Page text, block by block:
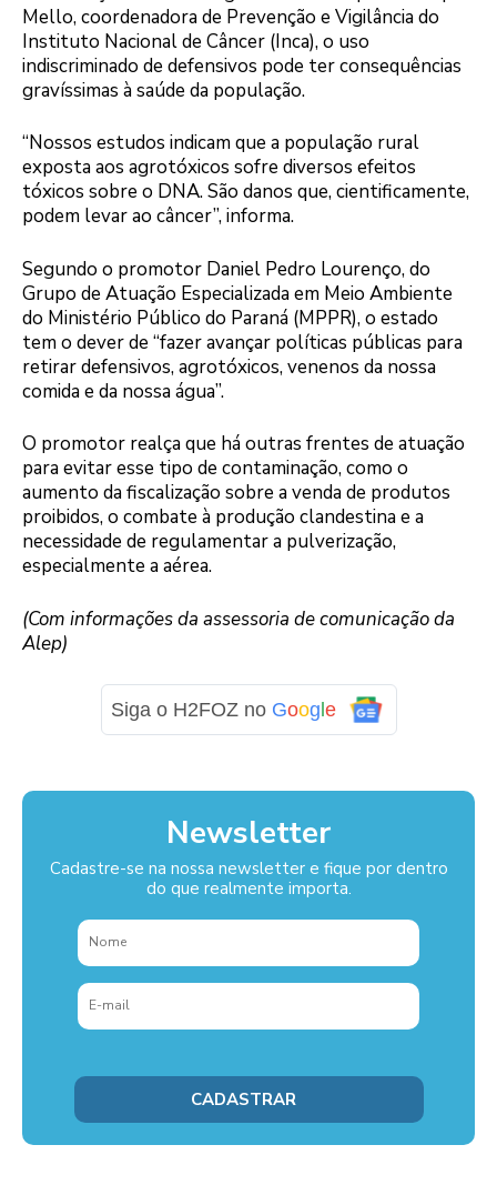
Mello, coordenadora de Prevenção e Vigilância do
Instituto Nacional de Câncer (Inca), o uso
indiscriminado de defensivos pode ter consequências
gravíssimas à saúde da população.
“Nossos estudos indicam que a população rural
exposta aos agrotóxicos sofre diversos efeitos
tóxicos sobre o DNA. São danos que, cientificamente,
podem levar ao câncer”, informa.
Segundo o promotor Daniel Pedro Lourenço, do
Grupo de Atuação Especializada em Meio Ambiente
do Ministério Público do Paraná (MPPR), o estado
tem o dever de “fazer avançar políticas públicas para
retirar defensivos, agrotóxicos, venenos da nossa
comida e da nossa água”.
O promotor realça que há outras frentes de atuação
para evitar esse tipo de contaminação, como o
aumento da fiscalização sobre a venda de produtos
proibidos, o combate à produção clandestina e a
necessidade de regulamentar a pulverização,
especialmente a aérea.
(Com informações da assessoria de comunicação da
Alep)
Siga o H2FOZ no Goog e
Newsletter
Cadastre-se na nossa newsletter e fique por dentro
do que realmente importa.